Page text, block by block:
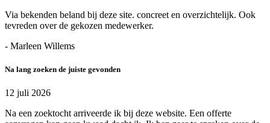
Via bekenden beland bij deze site. concreet en overzichtelijk. Ook
tevreden over de gekozen medewerker.
- Marleen Willems
Na lang zoeken de juiste gevonden
12 juli 2026
Na een zoektocht arriveerde ik bij deze website. Een offerte